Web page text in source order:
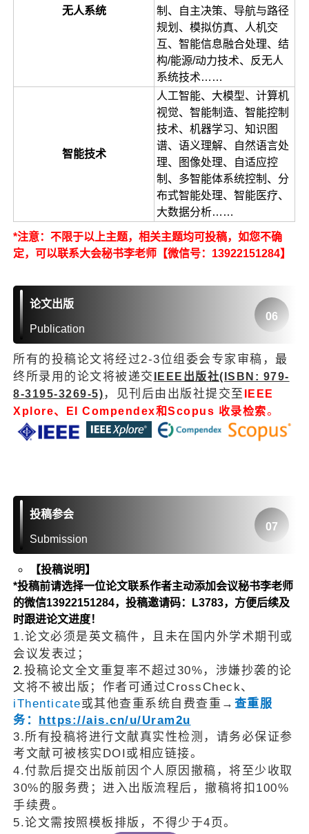
无人系统
制、自主决策、导航与路径
规划、模拟仿真、人机交
互、智能信息融合处理、结
构/能源/动力技术、反无人
系统技术……
智能技术
人工智能、大模型、计算机
视觉、智能制造、智能控制
技术、机器学习、知识图
谱、语义理解、自然语言处
理、图像处理、自适应控
制、多智能体系统控制、分
布式智能处理、智能医疗、
大数据分析……
*注意：不限于以上主题，相关主题均可投稿，如您不确
定，可以联系大会秘书李老师【微信号：13922151284】
论文出版
Publication
06
所有的投稿论文将经过2-3位组委会专家审稿，最
终所录用的论文将被递交
IEEE出版社(ISBN: 979-
8-3195-3269-5) ，见刊后由出版社提交至
IEEE
Xplore、
EI Compendex和Scopus 收录检索。
投稿参会
Submission
07
【投稿说明】
*投稿前请选择一位论文联系作者主动添加会议秘书李老师
的微信13922151284，投稿邀请码：L3783，方便后续及
时跟进论文进度！
1.论文必须是英文稿件，且未在国内外学术期刊或
会议发表过；
2.投稿论文全文重复率不超过30%，涉嫌抄袭的论
文将不被出版；作者可通过CrossCheck、
iThenticate或其他查重系统自费查重→ 查重服
务：
https://ais.cn/u/Uram2u
3.所有投稿将进行文献真实性检测，请务必保证参
考文献可被核实DOI或相应链接。
4.付款后提交出版前因个人原因撤稿，将至少收取
30%的服务费；进入出版流程后，撤稿将扣100%
手续费。
5.论文需按照模板排版，不得少于4页。